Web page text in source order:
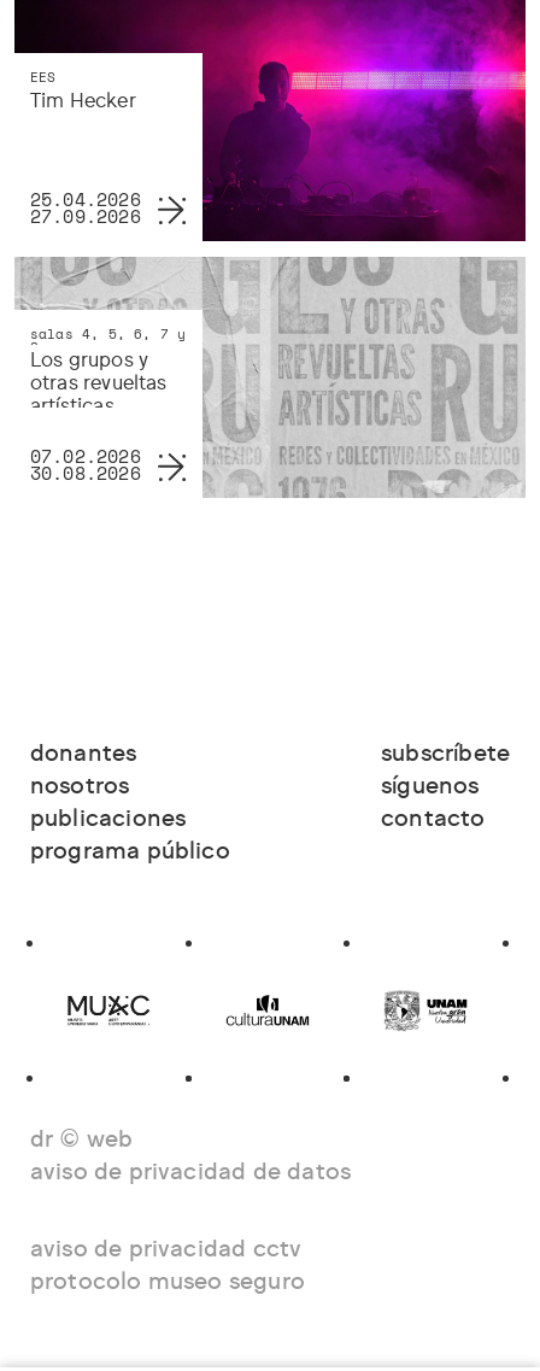
EES
Tim Hecker
25.04.2026
27.09.2026
salas 4, 5, 6, 7 y
8
Los grupos y
otras revueltas
artísticas
07.02.2026
30.08.2026
donantes
nosotros
publicaciones
programa público
subscríbete
síguenos
contacto
dr © web
aviso de privacidad de datos
aviso de privacidad cctv
protocolo museo seguro